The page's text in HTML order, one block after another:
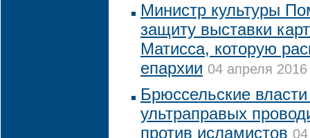
Министр культуры
защиту выставки
Матисса, которую
епархии 04 апреля
Брюссельские
ультраправых
против исламистов